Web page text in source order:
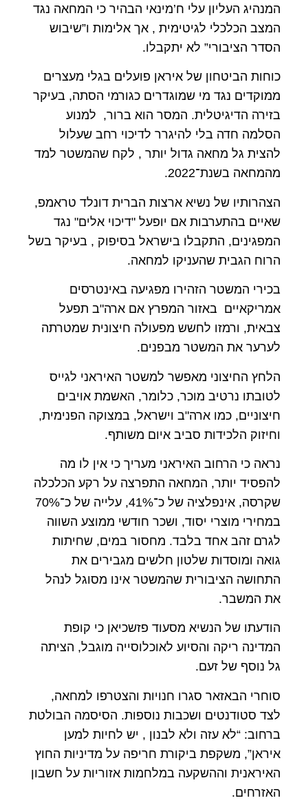
המנהיג העליון עלי ח’מינאי הבהיר כי המחאה נגד
המצב הכלכלי לגיטימית , אך אלימות ו”שיבוש
הסדר הציבורי” לא יתקבלו.
כוחות הביטחון של איראן פועלים בגלי מעצרים
ממוקדים נגד מי שמוגדרים כגורמי הסתה, בעיקר
בזירה הדיגיטלית. המסר הוא ברור, למנוע
הסלמה חדה בלי להיגרר לדיכוי רחב שעלול
להצית גל מחאה גדול יותר , לקח שהמשטר למד
מהמחאה בשנת־2022.
הצהרותיו של נשיא ארצות הברית דונלד טראמפ,
שאיים בהתערבות אם יופעל "דיכוי אלים" נגד
המפגינים, התקבלו בישראל בסיפוק , בעיקר בשל
הרוח הגבית שהעניקו למחאה.
בכירי המשטר הזהירו מפגיעה באינטרסים
אמריקאיים באזור המפרץ אם ארה"ב תפעל
צבאית, ורמזו לחשש מפעולה חיצונית שמטרתה
לערער את המשטר מבפנים.
הלחץ החיצוני מאפשר למשטר האיראני לגייס
לטובתו נרטיב מוכר, כלומר, האשמת אויבים
חיצוניים, כמו ארה"ב וישראל, במצוקה הפנימית,
וחיזוק הלכידות סביב איום משותף.
נראה כי הרחוב האיראני מעריך כי אין לו מה
להפסיד יותר, המחאה התפרצה על רקע הכלכלה
שקרסה, אינפלציה של כ־41%, עלייה של כ־70%
במחירי מוצרי יסוד, ושכר חודשי ממוצע השווה
לגרם זהב אחד בלבד. מחסור במים, שחיתות
גואה ומוסדות שלטון חלשים מגבירים את
התחושה הציבורית שהמשטר אינו מסוגל לנהל
את המשבר.
הודעתו של הנשיא מסעוד פזשכיאן כי קופת
המדינה ריקה והסיוע לאוכלוסייה מוגבל, הציתה
גל נוסף של זעם.
סוחרי הבאזאר סגרו חנויות והצטרפו למחאה,
לצד סטודנטים ושכבות נוספות. הסיסמה הבולטת
ברחוב: “לא עזה ולא לבנון , יש לחיות למען
איראן”, משקפת ביקורת חריפה על מדיניות החוץ
האיראנית וההשקעה במלחמות אזוריות על חשבון
האזרחים.